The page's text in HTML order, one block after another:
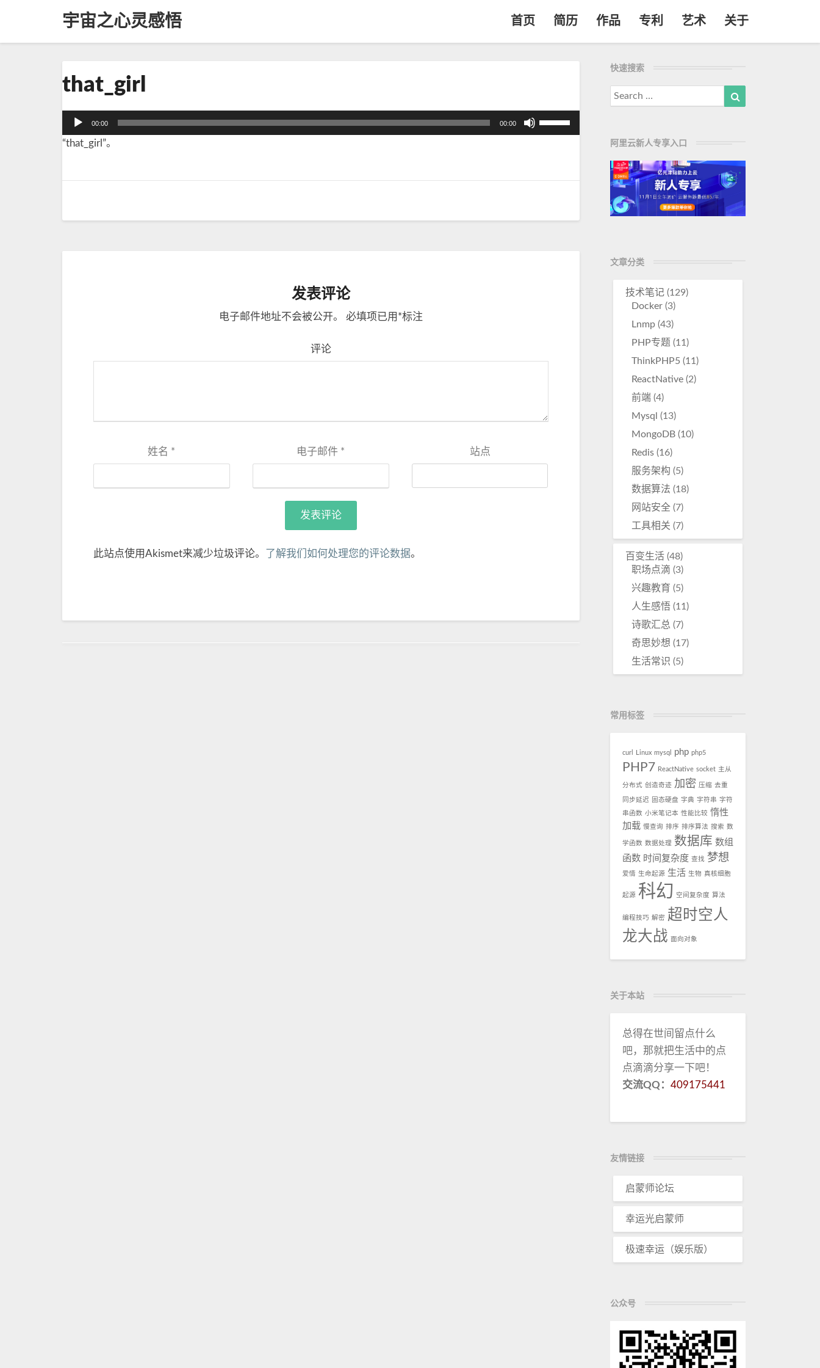
宇宙之心灵感悟 首页 简历 作品 专利 艺术 关于
h
t
g
that_girl
频
播
器
00:00 00:00
使
用
箭
来
“that_girl”。
发表评论
电子邮件地址不会被公开。 必填项已用 *标注
评论
姓名 * 电子邮件 * 站点
此站点使用Akismet来减少垃圾评论。 了解我们如何处理您的评论数据。
快速搜索
Search
for:
阿里云新人专享入口
文章分类
技术笔记(129)
Docker(3)
Lnmp(43)
PHP专题 (11)
ThinkPHP5(11)
ReactNative(2)
前端(4)
Mysql (13)
MongoDB(10)
Redis(16)
服务架构 (5)
数据算法 (18)
网站安全(7)
工具相关 (7)
百变生活(48)
职场点滴 (3)
兴趣教育 (5)
人生感悟(11)
诗歌汇总 (7)
奇思妙想 (17)
生活常识 (5)
常用标签
curl Linux mysql php php5
PHP7 ReactNative socket 主从
分布式 创造奇迹 加密 压缩 去重
同步延迟 固态硬盘 字典 字符串 字符
串函数 小米笔记本 性能比较 惰性
加载 慢查询 排序 排序算法 搜索 数
学函数 数据处理 数据库 数组
函数 时间复杂度 查找 梦想
爱情 生命起源 生活 生物 真核细胞
起源 科幻 空间复杂度 算法
编程技巧 解密 超时空人
龙大战 面向对象
关于本站
总得在世间留点什么
吧，那就把生活中的点
点滴滴分享一下吧！
交流QQ： 409175441
友情链接
启蒙师论坛
幸运光启蒙师
极速幸运（娱乐版）
公众号